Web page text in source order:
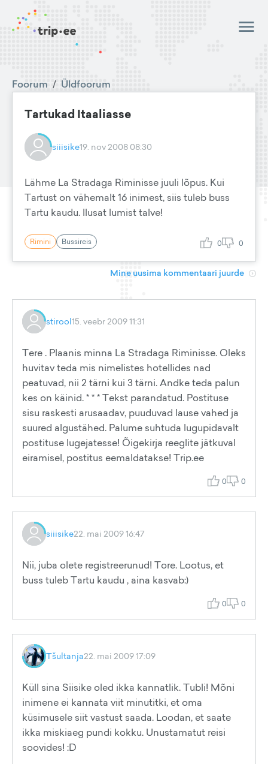
Foorum / Üldfoorum
Tartukad Itaaliasse
siiisike19. nov 2008 08:30
Lähme La Stradaga Riminisse juuli lõpus. Kui
Tartust on vähemalt 16 inimest, siis tuleb buss
Tartu kaudu. Ilusat lumist talve!
Rimini Bussireis 0 0
Mine uusima kommentaari juurde
stirool15. veebr 2009 11:31
Tere . Plaanis minna La Stradaga Riminisse. Oleks
huvitav teda mis nimelistes hotellides nad
peatuvad, nii 2 tärni kui 3 tärni. Andke teda palun
kes on käinid. * * * Tekst parandatud. Postituse
sisu raskesti arusaadav, puuduvad lause vahed ja
suured algustähed. Palume suhtuda lugupidavalt
postituse lugejatesse! Õigekirja reeglite jätkuval
eiramisel, postitus eemaldatakse! Trip.ee
0 0
siiisike22. mai 2009 16:47
Nii, juba olete registreerunud! Tore. Lootus, et
buss tuleb Tartu kaudu , aina kasvab:)
0 0
Tšultanja22. mai 2009 17:09
Küll sina Siisike oled ikka kannatlik. Tubli! Mõni
inimene ei kannata viit minutitki, et oma
küsimusele siit vastust saada. Loodan, et saate
ikka miskiaeg pundi kokku. Unustamatut reisi
soovides! :D